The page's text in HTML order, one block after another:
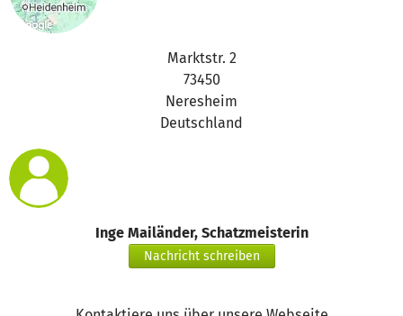
Marktstr. 2
73450
Neresheim
Deutschland
Inge Mailänder, Schatzmeisterin
Nachricht schreiben